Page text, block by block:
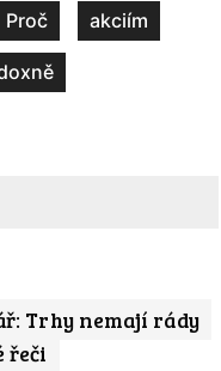
Proč akciím
Trhy nemají rády
řeči